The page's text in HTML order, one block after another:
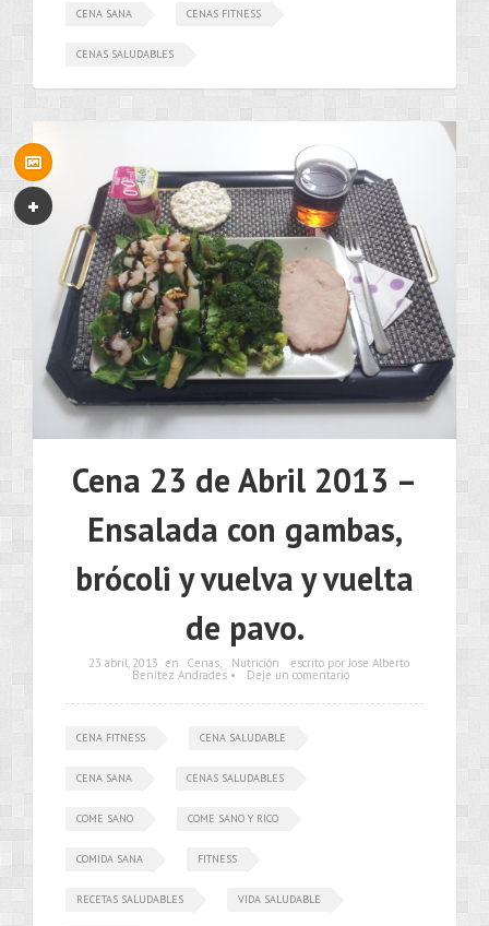
CENA SANA CENAS FITNESS
CENAS SALUDABLES
Cena 23 de Abril 2013 –
Ensalada con gambas,
brócoli y vuelva y vuelta
de pavo.
23 abril, 2013 en Cenas, Nutrición escrito por Jose Alberto
Benítez Andrades • Deje un comentario
CENA FITNESS CENA SALUDABLE
CENA SANA CENAS SALUDABLES
COME SANO COME SANO Y RICO
COMIDA SANA FITNESS
RECETAS SALUDABLES VIDA SALUDABLE